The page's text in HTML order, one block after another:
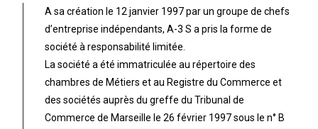
A sa création le 12 janvier 1997 par un groupe de chefs
d’entreprise indépendants, A-3 S a pris la forme de
société à responsabilité limitée.
La société a été immatriculée au répertoire des
chambres de Métiers et au Registre du Commerce et
des sociétés auprès du greffe du Tribunal de
Commerce de Marseille le 26 février 1997 sous le n° B